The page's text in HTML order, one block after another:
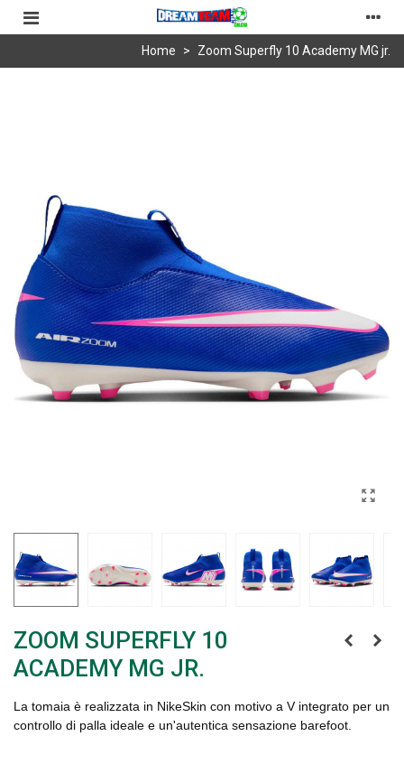
Home > Zoom Superfly 10 Academy MG jr.
ZOOM SUPERFLY 10
ACADEMY MG JR.
La tomaia è realizzata in NikeSkin con motivo a V integrato per un
controllo di palla ideale e un'autentica sensazione barefoot.